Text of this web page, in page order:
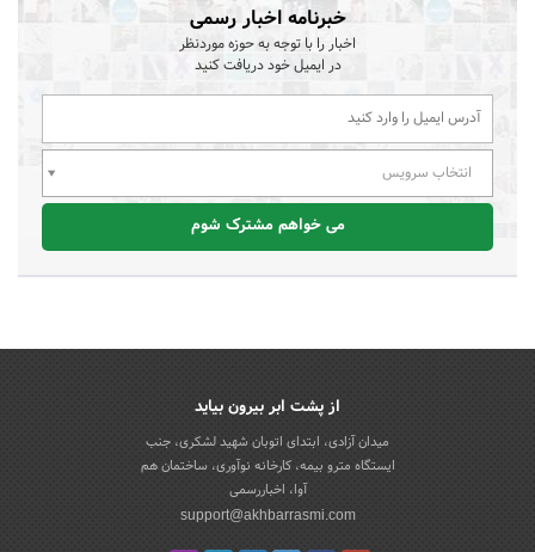
خبرنامه اخبار رسمی
اخبار را با توجه به حوزه موردنظر
در ایمیل خود دریافت کنید
انتخاب سرویس
می خواهم مشترک شوم
از پشت ابر بیرون بیاید
میدان آزادی، ابتدای اتوبان شهید لشکری، جنب
ایستگاه مترو بیمه، کارخانه نوآوری، ساختمان هم
آوا، اخباررسمی
support@akhbarrasmi.com